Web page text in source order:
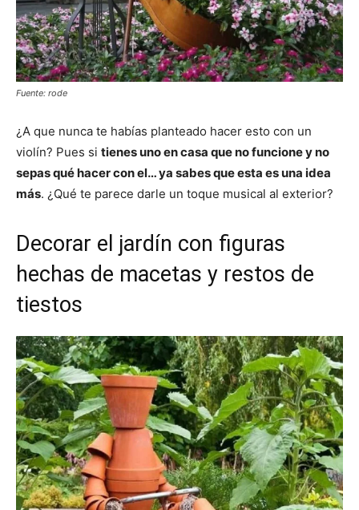
Fuente: rode
¿A que nunca te habías planteado hacer esto con un
violín? Pues si tienes uno en casa que no funcione y no
sepas qué hacer con el… ya sabes que esta es una idea
más. ¿Qué te parece darle un toque musical al exterior?
Decorar el jardín con figuras
hechas de macetas y restos de
tiestos